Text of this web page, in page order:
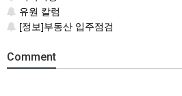
유원 칼럼
[정보]부동산 입주점검
Comment